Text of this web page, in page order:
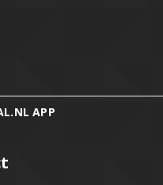
APP